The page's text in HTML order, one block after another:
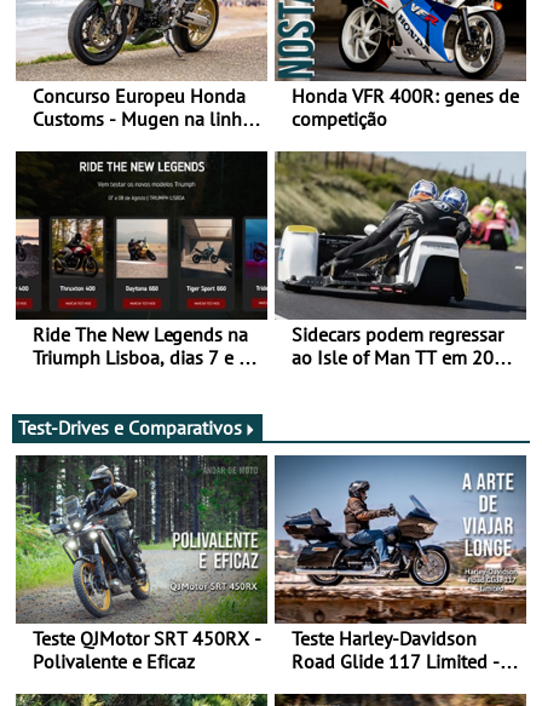
Concurso Europeu Honda
Customs - Mugen na linha
ganhar
Honda VFR 400R: genes de
competição
Ride The New Legends na
Triumph Lisboa, dias 7 e 8
Sidecars podem regressar
ao Isle of Man TT em 2027
Test-Drives e Comparativos
Teste QJMotor SRT 450RX -
Polivalente e Eficaz
Teste Harley-Davidson
Road Glide 117 Limited - A